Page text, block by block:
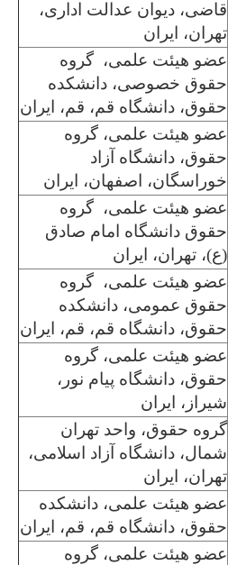
قاضی، دیوان عدالت اداری،
تهران، ایران
عضو هیئت علمی، گروه
حقوق خصوصی، دانشکده
حقوق، دانشگاه قم، قم، ایران
عضو هیئت علمی، گروه
حقوق، دانشگاه آزاد
خوراسگان، اصفهان، ایران
عضو هیئت علمی، گروه
حقوق دانشگاه امام صادق
(ع)، تهران، ایران
عضو هیئت علمی، گروه
حقوق عمومی، دانشکده
حقوق، دانشگاه قم، قم، ایران
عضو هیئت علمی، گروه
حقوق، دانشگاه پیام نور،
شیراز، ایران
گروه حقوق، واحد تهران
شمال، دانشگاه آزاد اسلامی،
تهران، ایران
عضو هیئت علمی، دانشکده
حقوق، دانشگاه قم، قم، ایران
عضو هیئت علمی، گروه